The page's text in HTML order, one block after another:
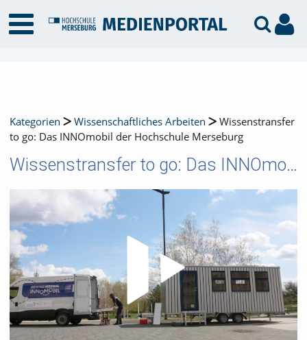
Kategorien Wissenschaftliches Arbeiten
Wissenstransfer
to go: Das INNOmobil der Hochschule Merseburg
Wissenstransfer to go: Das INNOmobil der Hochschule Merseburg